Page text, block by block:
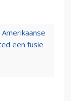
een fusie